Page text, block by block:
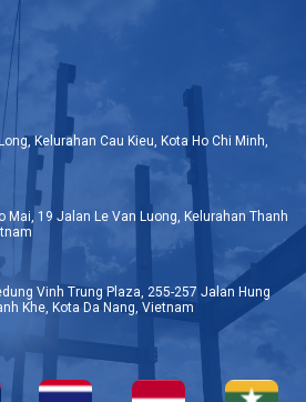
Kelurahan Cau Kieu, Kota Ho Chi Minh,
Mai, 19 Jalan Le Van Luong, Kelurahan Thanh
Vinh Trung Plaza, 255-257 Jalan Hung
Khe, Kota Da Nang, Vietnam